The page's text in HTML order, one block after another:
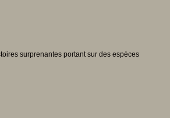
surprenantes portant sur des espèces